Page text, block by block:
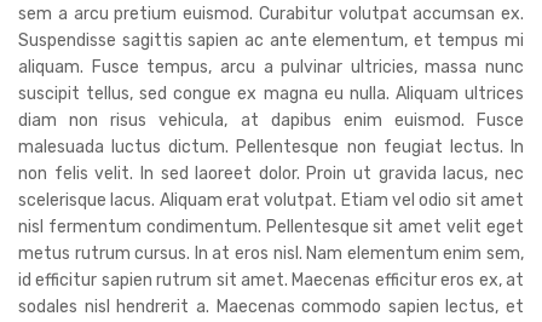
sem a arcu pretium euismod. Curabitur volutpat accumsan ex.
Suspendisse sagittis sapien ac ante elementum, et tempus mi
aliquam. Fusce tempus, arcu a pulvinar ultricies, massa nunc
suscipit tellus, sed congue ex magna eu nulla. Aliquam ultrices
diam non risus vehicula, at dapibus enim euismod. Fusce
malesuada luctus dictum. Pellentesque non feugiat lectus. In
non felis velit. In sed laoreet dolor. Proin ut gravida lacus, nec
scelerisque lacus. Aliquam erat volutpat. Etiam vel odio sit amet
nisl fermentum condimentum. Pellentesque sit amet velit eget
metus rutrum cursus. In at eros nisl. Nam elementum enim sem,
id efficitur sapien rutrum sit amet. Maecenas efficitur eros ex, at
sodales nisl hendrerit a. Maecenas commodo sapien lectus, et